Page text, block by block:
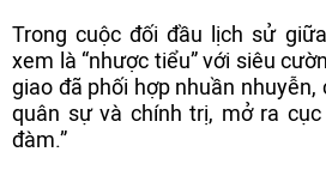
Trong cuộc đối đầu lịch sử
xem là “nhược tiểu” với siêu
giao đã phối hợp nhuần
quân sự và chính trị, mở ra cục
đàm.”